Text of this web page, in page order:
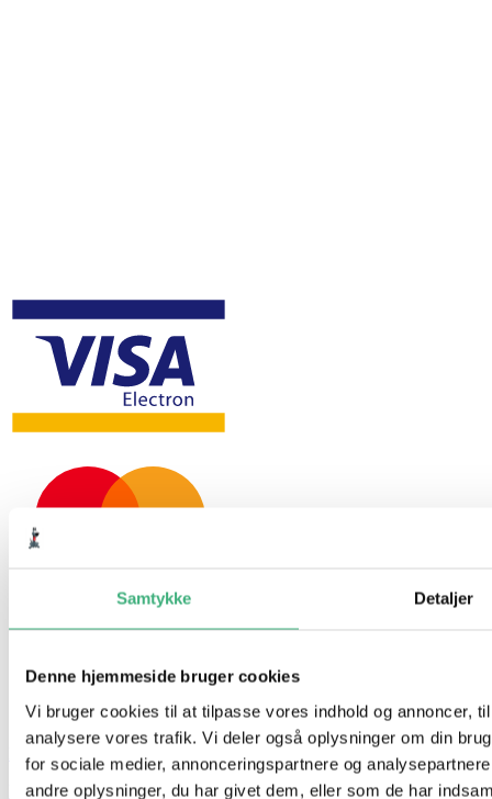
Samtykke Detaljer
Denne hjemmeside bruger cookies
Vi bruger cookies til at tilpasse vores indhold og annoncer,
analysere vores trafik. Vi deler også oplysninger om din
for sociale medier, annonceringspartnere og
andre oplysninger, du har givet dem, eller som de har
Hvem er vi
Kontakt